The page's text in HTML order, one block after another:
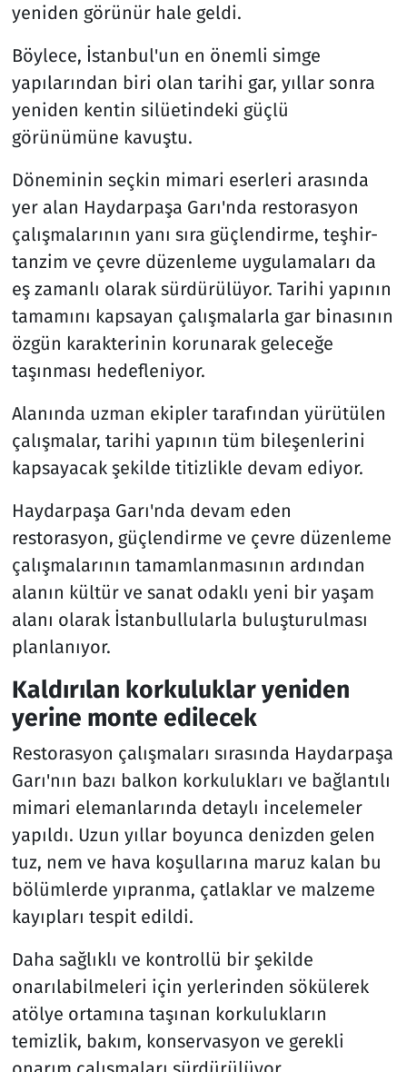
yeniden görünür hale geldi.
Böylece, İstanbul'un en önemli simge
yapılarından biri olan tarihi gar, yıllar sonra
yeniden kentin silüetindeki güçlü
görünümüne kavuştu.
Döneminin seçkin mimari eserleri arasında
yer alan Haydarpaşa Garı'nda restorasyon
çalışmalarının yanı sıra güçlendirme, teşhir-
tanzim ve çevre düzenleme uygulamaları da
eş zamanlı olarak sürdürülüyor. Tarihi yapının
tamamını kapsayan çalışmalarla gar binasının
özgün karakterinin korunarak geleceğe
taşınması hedefleniyor.
Alanında uzman ekipler tarafından yürütülen
çalışmalar, tarihi yapının tüm bileşenlerini
kapsayacak şekilde titizlikle devam ediyor.
Haydarpaşa Garı'nda devam eden
restorasyon, güçlendirme ve çevre düzenleme
çalışmalarının tamamlanmasının ardından
alanın kültür ve sanat odaklı yeni bir yaşam
alanı olarak İstanbullularla buluşturulması
planlanıyor.
Kaldırılan korkuluklar yeniden
yerine monte edilecek
Restorasyon çalışmaları sırasında Haydarpaşa
Garı'nın bazı balkon korkulukları ve bağlantılı
mimari elemanlarında detaylı incelemeler
yapıldı. Uzun yıllar boyunca denizden gelen
tuz, nem ve hava koşullarına maruz kalan bu
bölümlerde yıpranma, çatlaklar ve malzeme
kayıpları tespit edildi.
Daha sağlıklı ve kontrollü bir şekilde
onarılabilmeleri için yerlerinden sökülerek
atölye ortamına taşınan korkulukların
temizlik, bakım, konservasyon ve gerekli